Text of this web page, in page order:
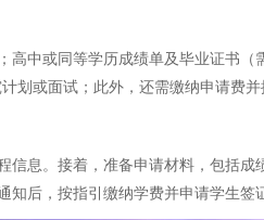
中或同等学历成绩单及毕业证书
或面试；此外，还需缴纳申请费
息。接着，准备申请材料，包括
后，按指引缴纳学费并申请学生签